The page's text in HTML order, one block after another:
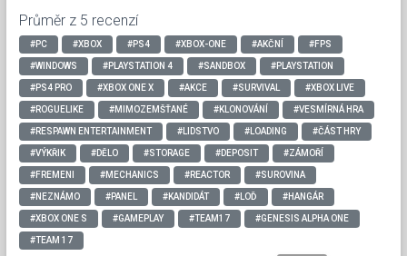
Průměr z 5 recenzí
#PC #XBOX #PS4 #XBOX-ONE #AKČNÍ #FPS
#WINDOWS #PLAYSTATION 4 #SANDBOX #PLAYSTATION
#PS4 PRO #XBOX ONE X #AKCE #SURVIVAL #XBOX LIVE
#ROGUELIKE #MIMOZEMŠŤANÉ #KLONOVÁNÍ #VESMÍRNÁ HRA
#RESPAWN ENTERTAINMENT #LIDSTVO #LOADING #ČÁST HRY
#VÝKŘIK #DĚLO #STORAGE #DEPOSIT #ZÁMOŘÍ
#FREMENI #MECHANICS #REACTOR #SUROVINA
#NEZNÁMO #PANEL #KANDIDÁT #LOĎ #HANGÁR
#XBOX ONE S #GAMEPLAY #TEAM17 #GENESIS ALPHA ONE
#TEAM 17